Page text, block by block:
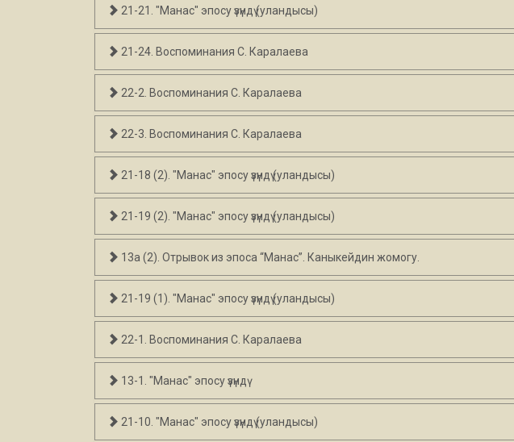
21-21. "Манас" эпосу үзүндү (уландысы)
21-24. Воспоминания С. Каралаева
22-2. Воспоминания С. Каралаева
22-3. Воспоминания С. Каралаева
21-18 (2). "Манас" эпосу үзүндү (уландысы)
21-19 (2). "Манас" эпосу үзүндү (уландысы)
13а (2). Отрывок из эпоса “Манас”. Каныкейдин жомогу.
21-19 (1). "Манас" эпосу үзүндү (уландысы)
22-1. Воспоминания С. Каралаева
13-1. "Манас" эпосу үзүндү
21-10. "Манас" эпосу үзүндү (уландысы)